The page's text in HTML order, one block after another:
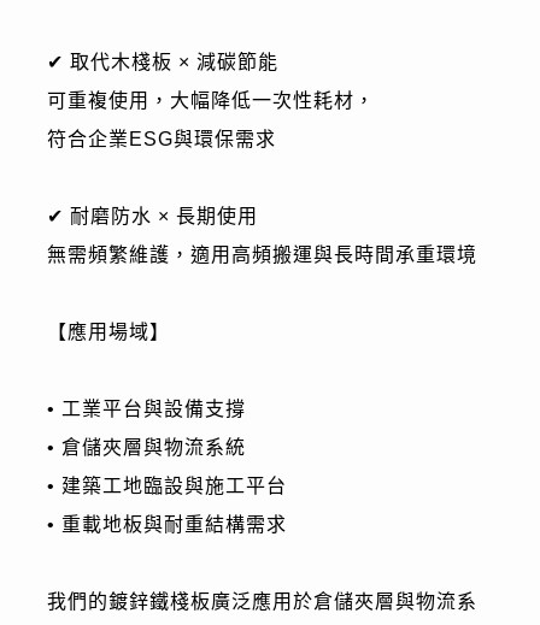
✔ 取代木棧板 × 減碳節能
可重複使用，大幅降低一次性耗材，
符合企業ESG與環保需求
✔ 耐磨防水 × 長期使用
無需頻繁維護，適用高頻搬運與長時間承重環境
【應用場域】
• 工業平台與設備支撐
• 倉儲夾層與物流系統
• 建築工地臨設與施工平台
• 重載地板與耐重結構需求
我們的鍍鋅鐵棧板廣泛應用於倉儲夾層與物流系